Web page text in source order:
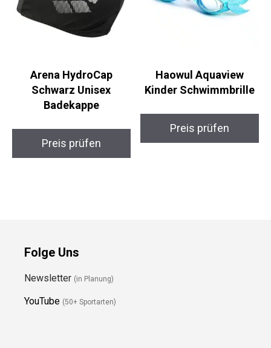
Arena HydroCap
Schwarz Unisex
Badekappe
Preis prüfen
Haowul Aquaview
Kinder Schwimmbrille
Preis prüfen
Folge Uns
Newsletter (in Planung)
YouTube (50+ Sportarten)